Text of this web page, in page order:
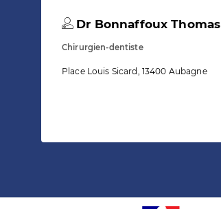
Dr Bonnaffoux Thomas
Chirurgien-dentiste
Place Louis Sicard, 13400 Aubagne